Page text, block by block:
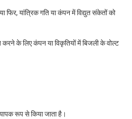
फिर, यांत्रिक गति या कंपन में विद्युत संकेतों को
के लिए कंपन या विकृतियों में बिजली के वोल्ट
रूप से किया जाता है।